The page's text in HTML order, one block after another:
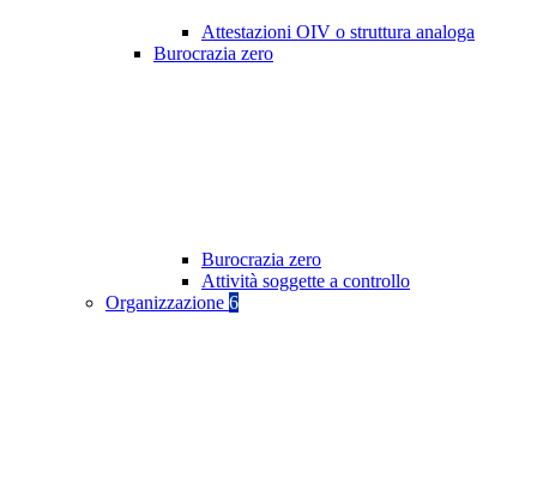
Attestazioni OIV o struttura analoga
Burocrazia zero
Burocrazia zero
Attività soggette a controllo
Organizzazione 6